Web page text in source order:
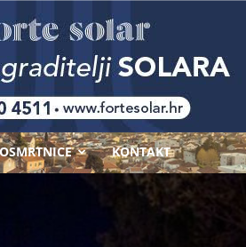
OSMRTNICE KONTAKT